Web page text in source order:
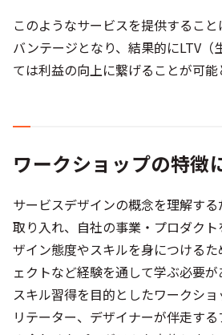
このようなサービスを提供するこ
バンテージとなり、結果的にLTV（
ては利益の向上に繋げることが可能
ワークショップの特徴
サービスデザインの概念を理解す
取り入れ、自社の事業・プロダク
ザイン態度やスキルを身につける
ェクトなど経験を通して学ぶ必要が
スキル習得を目的としたワークシ
リテーター、デザイナーが伴走す